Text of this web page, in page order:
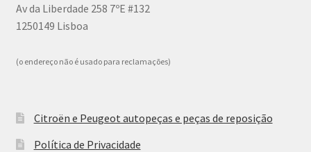
Av da Liberdade 258 7ºE #132
1250149 Lisboa
(o endereço não é usado para reclamações)
Citroën e Peugeot autopeças e peças de reposição
Política de Privacidade